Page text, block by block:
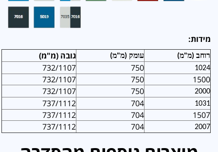
מידות:
רוחב (מ"מ) עומק (מ"מ) גובה (מ"מ)
1024
750
732/1107
1500
750
732/1107
2000
750
732/1107
1031
704
737/1112
1507
704
737/1112
2007
704
737/1112